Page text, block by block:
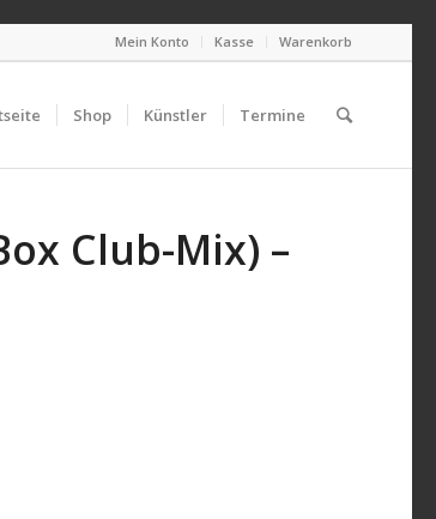
Mein Konto Kasse Warenkorb
Shop Künstler Termine
Club-Mix) –